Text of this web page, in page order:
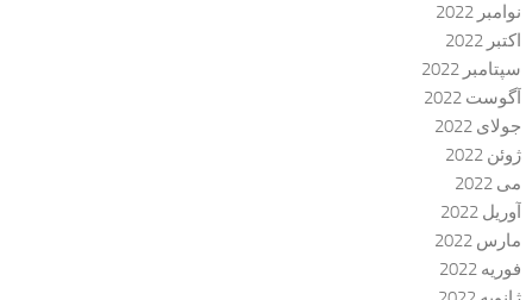
نوامبر 2022
اکتبر 2022
سپتامبر 2022
آگوست 2022
جولای 2022
ژوئن 2022
می 2022
آوریل 2022
مارس 2022
فوریه 2022